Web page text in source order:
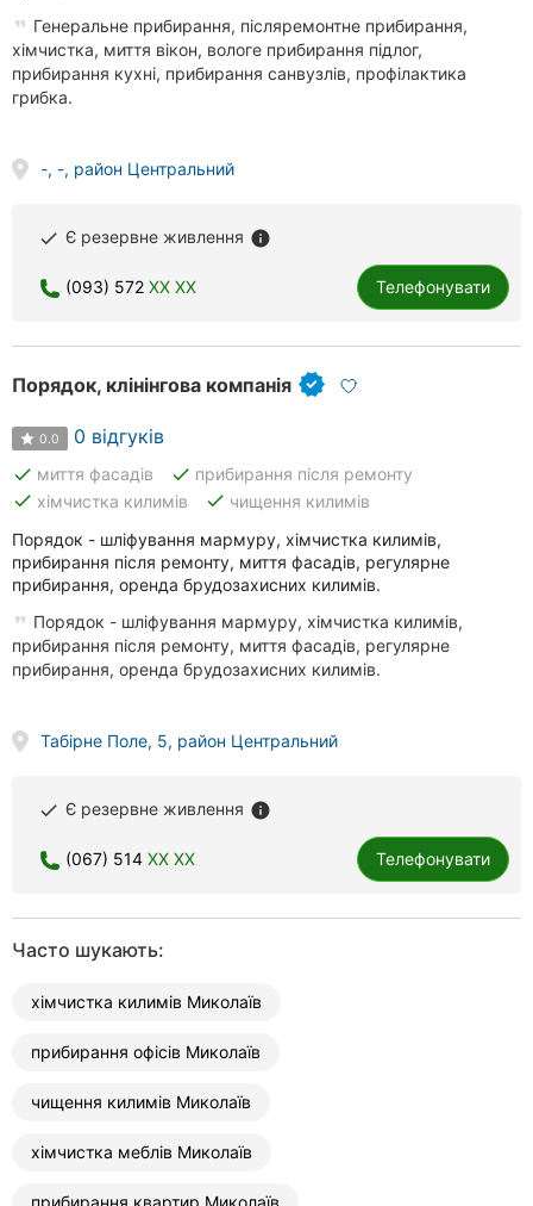
Генеральне прибирання, післяремонтне прибирання,
хімчистка, миття вікон, вологе прибирання підлог,
прибирання кухні, прибирання санвузлів, профілактика
грибка.
-, -, район Центральний
done Є резервне живлення info
(093) 572 XX XX Телефонувати
Порядок, клінінгова компанія
0.0 0 відгуків
done миття фасадів done прибирання після ремонту
done хімчистка килимів done чищення килимів
Порядок - шліфування мармуру, хімчистка килимів,
прибирання після ремонту, миття фасадів, регулярне
прибирання, оренда брудозахисних килимів.
Порядок - шліфування мармуру, хімчистка килимів,
прибирання після ремонту, миття фасадів, регулярне
прибирання, оренда брудозахисних килимів.
Табірне Поле, 5, район Центральний
done Є резервне живлення info
(067) 514 XX XX Телефонувати
Часто шукають:
хімчистка килимів Миколаїв
прибирання офісів Миколаїв
чищення килимів Миколаїв
хімчистка меблів Миколаїв
прибирання квартир Миколаїв